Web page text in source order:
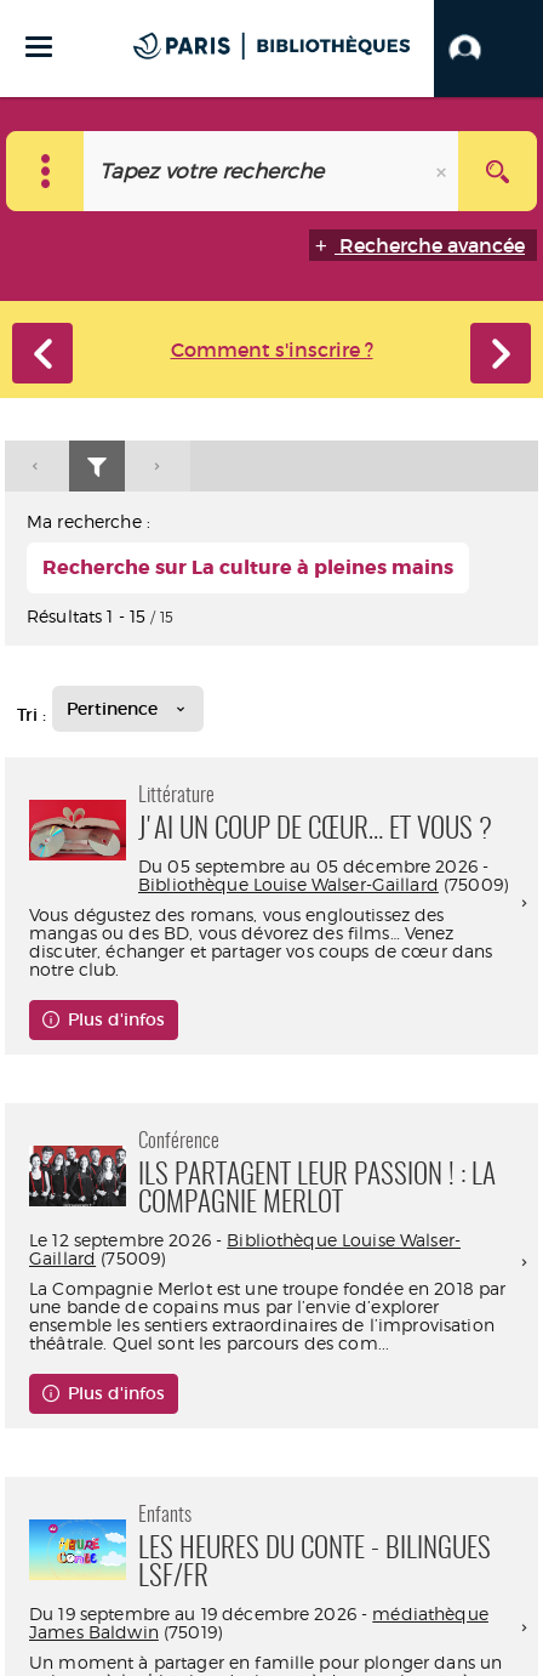
Recherche avancée
Comment s'inscrire ?
Ma recherche :
Recherche sur La culture à pleines mains
Résultats1 - 15 / 15
Tri : Pertinence
Littérature
J'AI UN COUP DE CŒUR… ET VOUS ?
Du 05 septembre au 05 décembre 2026 -
Bibliothèque Louise Walser-Gaillard (75009)
Vous dégustez des romans, vous engloutissez des
mangas ou des BD, vous dévorez des films… Venez
discuter, échanger et partager vos coups de cœur dans
notre club.
Plus d'infos
Conférence
ILS PARTAGENT LEUR PASSION ! : LA
COMPAGNIE MERLOT
Le 12 septembre 2026 - Bibliothèque Louise Walser-
Gaillard (75009)
La Compagnie Merlot est une troupe fondée en 2018 par
une bande de copains mus par l’envie d’explorer
ensemble les sentiers extraordinaires de l’improvisation
théâtrale. Quel sont les parcours des com...
Plus d'infos
Enfants
LES HEURES DU CONTE - BILINGUES
LSF/FR
Du 19 septembre au 19 décembre 2026 - médiathèque
James Baldwin (75019)
Un moment à partager en famille pour plonger dans un